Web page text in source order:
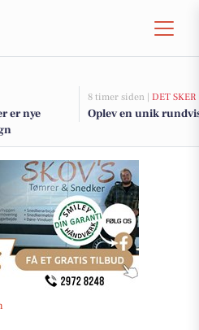
er nye
8 timer siden | DET SKER
Oplev en unik
NORDEN Ellen i Café Latte i butikken